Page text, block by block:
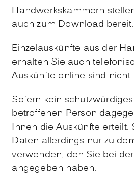
Handwerkskammern
auch zum Download bereit.
Einzelauskünfte aus der
erhalten Sie auch
Auskünfte online sind nicht
Sofern kein
betroffenen Person
Ihnen die Auskünfte erteilt.
Daten allerdings nur zu
verwenden, den Sie bei
angegeben haben.